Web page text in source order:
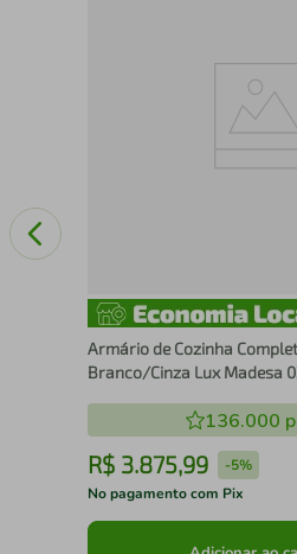
Armário de Cozinha
Branco/Cinza Lux Madesa
136.000
R$ 3.875,99 -5%
No pagamento com Pix